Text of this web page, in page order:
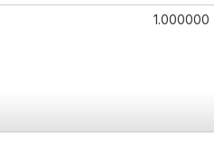
1.000000